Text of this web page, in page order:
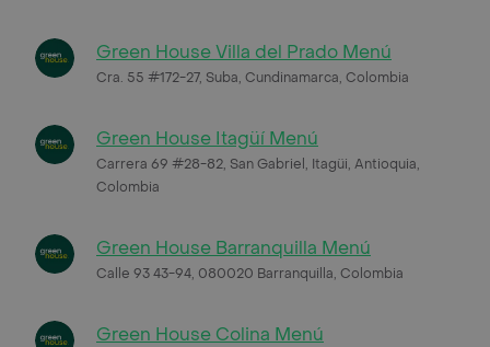
Green House Villa del Prado Menú
Cra. 55 #172-27, Suba, Cundinamarca, Colombia
Green House Itagüí Menú
Carrera 69 #28-82, San Gabriel, Itagüi, Antioquia,
Colombia
Green House Barranquilla Menú
Calle 93 43-94, 080020 Barranquilla, Colombia
Green House Colina Menú